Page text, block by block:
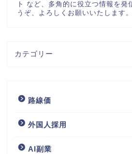
ト など、多角的に役立つ情報を発
うぞ、よろしくお願いいたします。
カテゴリー
路線価
外国人採用
AI副業